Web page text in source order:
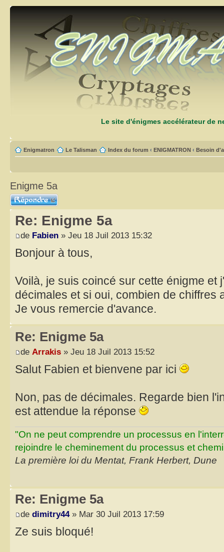
Le site d'énigmes accélérateur de
Enigmatron Le Talisman Index du forum ‹ ENIGMATRON ‹ Besoin
Enigme 5a
Répondre
Re: Enigme 5a
de Fabien » Jeu 18 Juil 2013 15:32
Bonjour à tous,
Voilà, je suis coincé sur cette énigme et
décimales et si oui, combien de chiffres
Je vous remercie d'avance.
Re: Enigme 5a
de Arrakis » Jeu 18 Juil 2013 15:52
Salut Fabien et bienvene par ici
Non, pas de décimales. Regarde bien
est attendue la réponse
"On ne peut comprendre un processus en
rejoindre le cheminement du processus et
La première loi du Mentat, Frank Herbert, Dune
Re: Enigme 5a
de dimitry44» Mar 30 Juil 2013 17:59
Ze suis bloqué!